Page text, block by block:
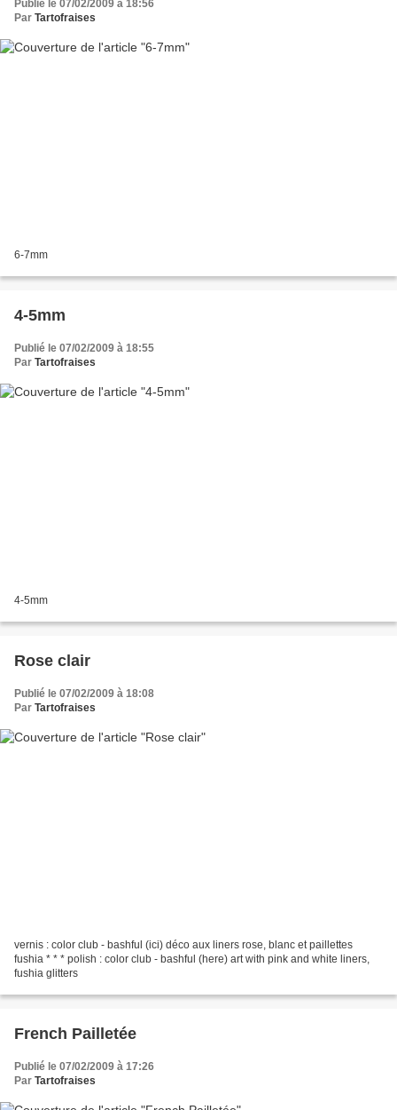
Publié le 07/02/2009 à 18:56
Par Tartofraises
6-7mm
4-5mm
Publié le 07/02/2009 à 18:55
Par Tartofraises
4-5mm
Rose clair
Publié le 07/02/2009 à 18:08
Par Tartofraises
vernis : color club - bashful (ici) déco aux liners rose, blanc et paillettes
fushia * * * polish : color club - bashful (here) art with pink and white liners,
fushia glitters
French Pailletée
Publié le 07/02/2009 à 17:26
Par Tartofraises